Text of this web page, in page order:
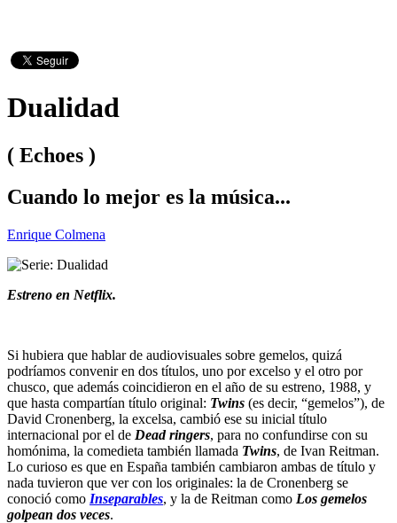
Dualidad
( Echoes )
Cuando lo mejor es la música...
Enrique Colmena
Estreno en Netflix.
Si hubiera que hablar de audiovisuales sobre gemelos, quizá
podríamos convenir en dos títulos, uno por excelso y el otro por
chusco, que además coincidieron en el año de su estreno, 1988, y
que hasta compartían título original: Twins (es decir, “gemelos”), de
David Cronenberg, la excelsa, cambió ese su inicial título
internacional por el de Dead ringers, para no confundirse con su
homónima, la comedieta también llamada Twins, de Ivan Reitman.
Lo curioso es que en España también cambiaron ambas de título y
nada tuvieron que ver con los originales: la de Cronenberg se
conoció como Inseparables, y la de Reitman como Los gemelos
golpean dos veces.